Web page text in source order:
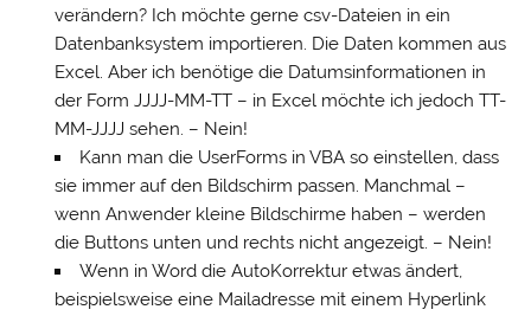
verändern? Ich möchte gerne csv-Dateien in ein
Datenbanksystem importieren. Die Daten kommen aus
Excel. Aber ich benötige die Datumsinformationen in
der Form JJJJ-MM-TT – in Excel möchte ich jedoch TT-
MM-JJJJ sehen. – Nein!
Kann man die UserForms in VBA so einstellen, dass
sie immer auf den Bildschirm passen. Manchmal –
wenn Anwender kleine Bildschirme haben – werden
die Buttons unten und rechts nicht angezeigt. – Nein!
Wenn in Word die AutoKorrektur etwas ändert,
beispielsweise eine Mailadresse mit einem Hyperlink